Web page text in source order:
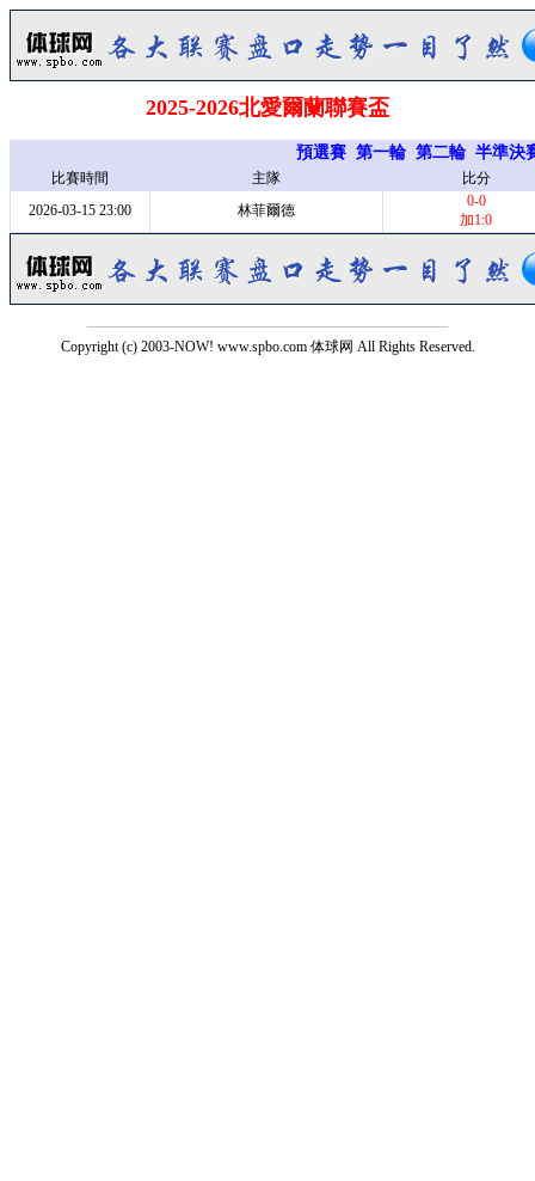
2025-2026北愛爾蘭聯賽盃
預選賽 第一輪 第二輪 半準決
比賽時間 主隊
比分
2026-03-15 23:00
林菲爾德
0-0
加1:0
Copyright (c) 2003-NOW! www.spbo.com 体球网 All Rights Reserved.